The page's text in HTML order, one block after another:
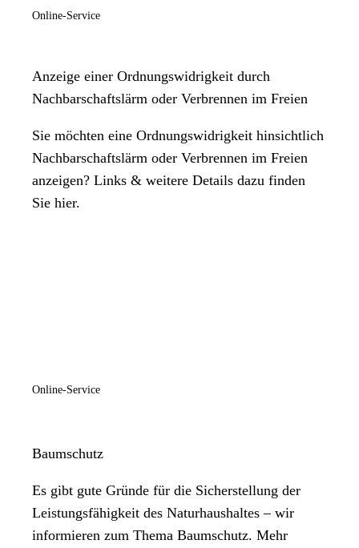
Online-Service
Anzeige einer Ordnungswidrigkeit durch
Nachbarschaftslärm oder Verbrennen im Freien
Sie möchten eine Ordnungswidrigkeit hinsichtlich
Nachbarschaftslärm oder Verbrennen im Freien
anzeigen? Links & weitere Details dazu finden
Sie hier.
Online-Service
Baumschutz
Es gibt gute Gründe für die Sicherstellung der
Leistungsfähigkeit des Naturhaushaltes – wir
informieren zum Thema Baumschutz. Mehr